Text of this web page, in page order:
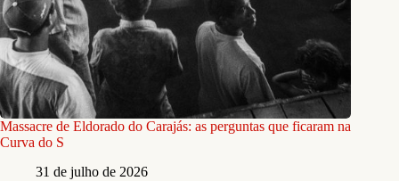
Massacre de Eldorado do Carajás: as perguntas que ficaram na
Curva do S
31 de julho de 2026